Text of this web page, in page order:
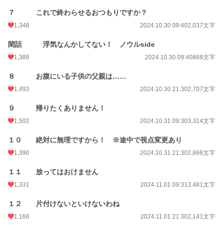
年間ポイント 30,238 pt (15,049 位)
累計ポイント
７ これで終わらせるおつもりですか？
1,348 2024.10.30 09:402,037文字
閑話 浮気なんかしてない！ ノウルside
1,389 2024.10.30 09:40868文字
８ お腹にいる子供の父親は……
1,493 2024.10.30 21:302,707文字
９ 帰りたくありません！
1,502 2024.10.31 09:303,314文字
１０ 絶対に無理ですから！ ※途中で視点変更あり
1,390 2024.10.31 21:302,866文字
１１ 放ってはおけません
1,331 2024.11.01 09:313,481文字
１２ 片付けないといけないわね
1,166 2024.11.01 21:302,141文字